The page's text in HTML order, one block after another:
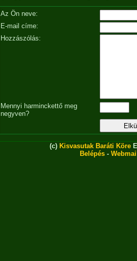
Az Ön neve:
E-mail címe:
Hozzászólás:
Mennyi harminckettő meg
negyven?
(c) Kisvasutak Baráti Köre
Belépés -